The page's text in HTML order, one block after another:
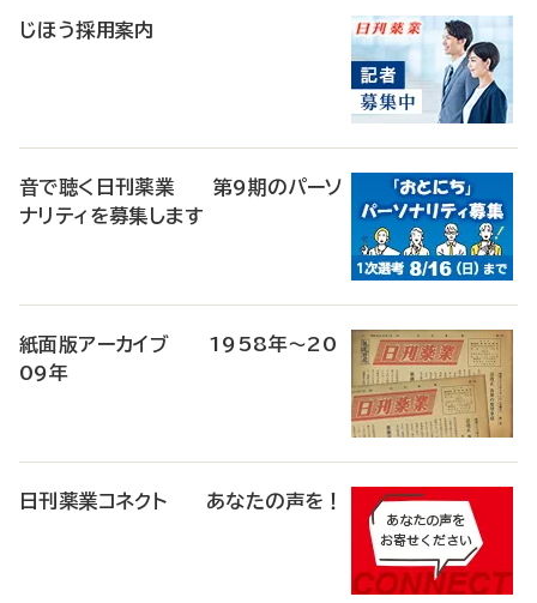
じほう採用案内
音で聴く日刊薬業 第9期のパーソ
ナリティを募集します
紙面版アーカイブ 1958年～20
09年
日刊薬業コネクト あなたの声を！